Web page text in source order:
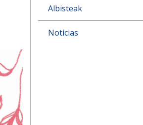
Albisteak
Noticias